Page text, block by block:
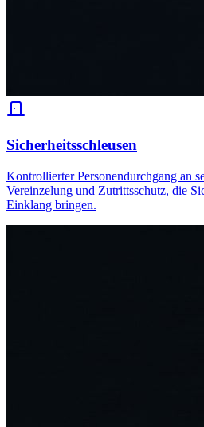
Sicherheitsschleusen
Kontrollierter Personendurchgang an
Vereinzelung und Zutrittsschutz, die
Einklang bringen.